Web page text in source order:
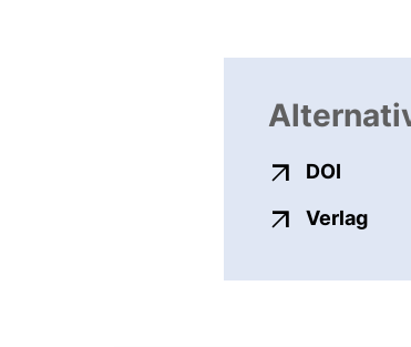
DOI
Verlag